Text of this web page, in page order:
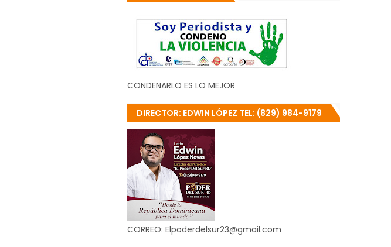
CONDENARLO ES LO MEJOR
DIRECTOR: EDWIN LÓPEZ TEL: (829) 984-9179
CORREO: Elpoderdelsur23@gmail.com